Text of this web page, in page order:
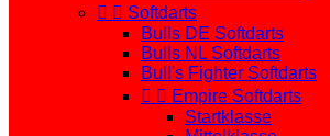
  Softdarts
Bulls DE Softdarts
Bulls NL Softdarts
Bull's Fighter Softdarts
  Empire Softdarts
Startklasse